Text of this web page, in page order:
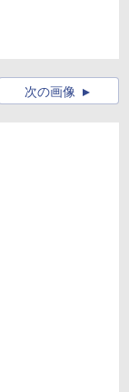
次の画像